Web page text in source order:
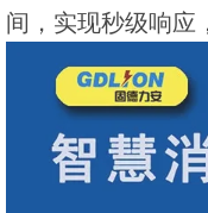
间，实现秒级响应